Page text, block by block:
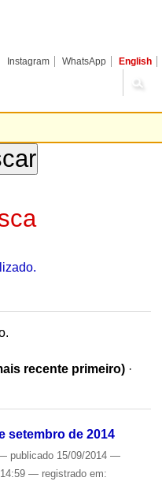
Instagram WhatsApp English
recente primeiro) ·
setembro de 2014
publicado15/09/2014 —
— registrado em: